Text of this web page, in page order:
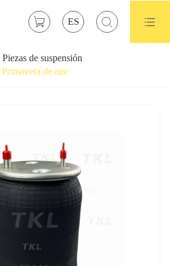
 ES  
Piezas de suspensión
Primavera de aire